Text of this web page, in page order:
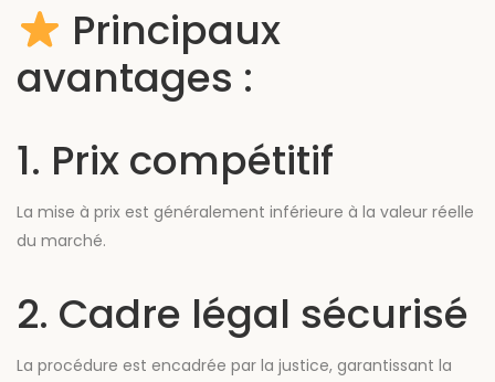
Principaux
avantages :
1. Prix compétitif
La mise à prix est généralement inférieure à la valeur réelle
du marché.
2. Cadre légal sécurisé
La procédure est encadrée par la justice, garantissant la